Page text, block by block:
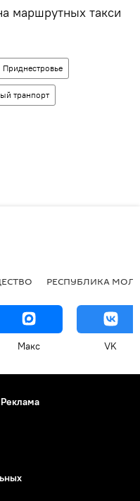
маршрутных такси
Приднестровье
транпорт
РЕСПУБЛИКА
Макс VK
Реклама